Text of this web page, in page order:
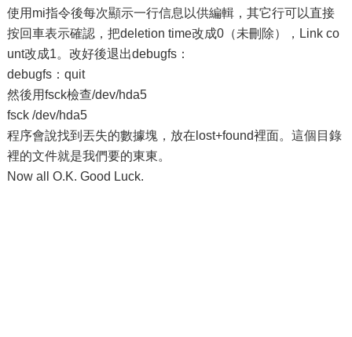
使用mi指令後每次顯示一行信息以供編輯，其它行可以直接
按回車表示確認，把deletion time改成0（未刪除），Link co
unt改成1。改好後退出debugfs：
debugfs：quit
然後用fsck檢查/dev/hda5
fsck /dev/hda5
程序會說找到丟失的數據塊，放在lost+found裡面。這個目錄
裡的文件就是我們要的東東。
Now all O.K. Good Luck.